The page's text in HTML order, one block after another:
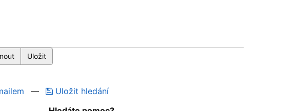
—
Uložit hledání